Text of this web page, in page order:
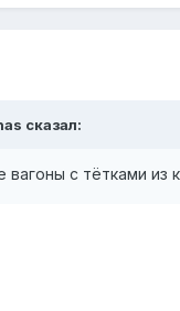
сказал:
вагоны с тётками из